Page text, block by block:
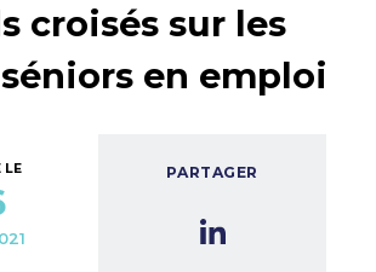
croisés sur les
en emploi
LE PARTAGER